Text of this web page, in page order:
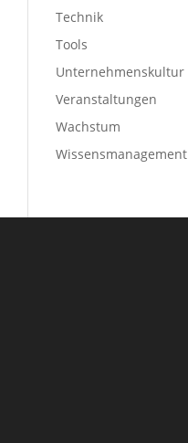
Technik
Tools
Unternehmenskultur
Veranstaltungen
Wachstum
Wissensmanagement